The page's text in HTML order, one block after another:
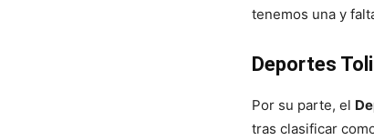
tenemos una y
Deportes
Por su parte, el
tras clasificar